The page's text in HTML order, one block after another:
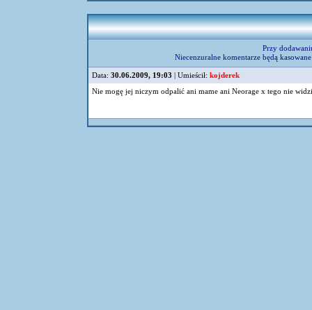
Przy
Niecenzuralne komentarze będą
Data: 30.06.2009, 19:03 | Umieścił: kojderek
Nie mogę jej niczym odpalić ani mame ani Neorage x tego nie widzi